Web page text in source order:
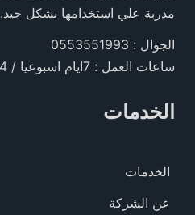
مدربة علي استخدامها بشكل جيد.
الجوال : 0553551993
ساعات العمل : 7ايام اسبوعيا / 24 ساعة يوميا
الخدمات
الخدمات
عن الشركة